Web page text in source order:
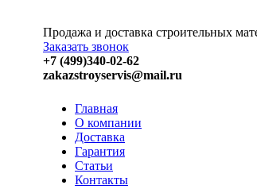
Продажа и доставка строительных
Заказать звонок
+7 (499)340-02-62
zakazstroyservis@mail.ru
Главная
О компании
Доставка
Гарантия
Статьи
Контакты